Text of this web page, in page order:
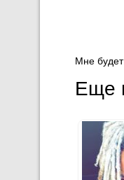
Мне
Еще